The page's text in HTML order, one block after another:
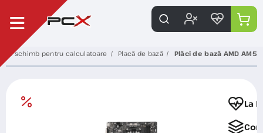
de schimb pentru calculatoare Placă de bază Plăci de bază AMD AM5
La